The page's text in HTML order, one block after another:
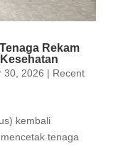
Rekam
30, 2026 | Recent
kembali
tenaga